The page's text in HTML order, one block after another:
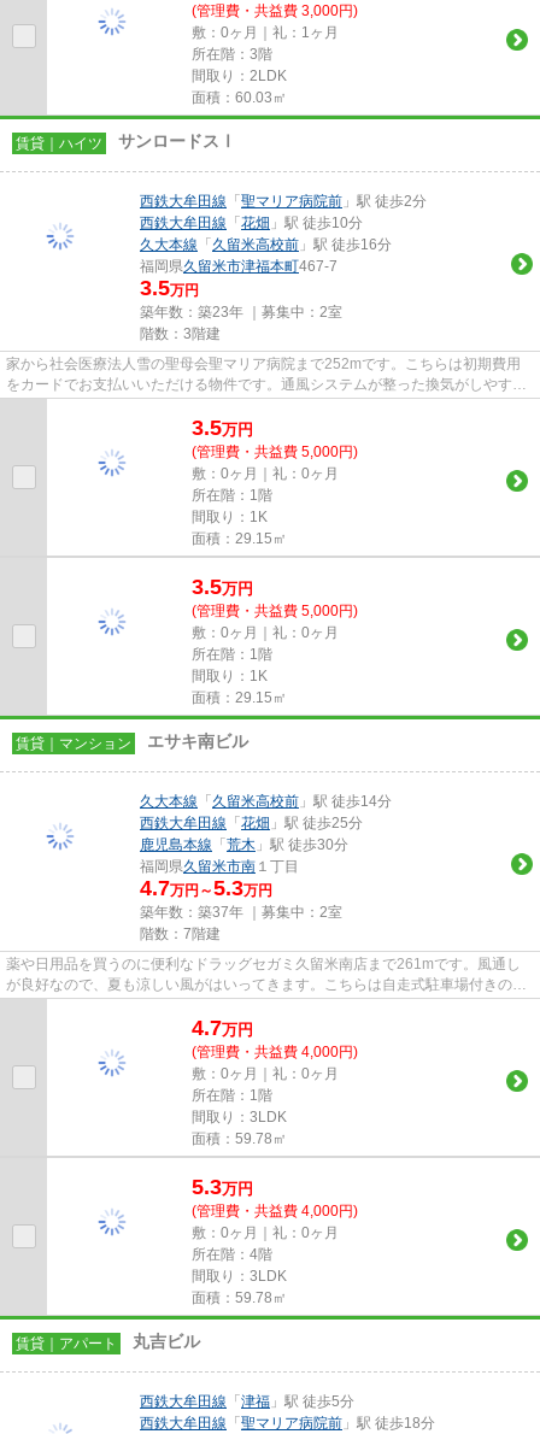
(管理費・共益費 3,000円)
敷：0ヶ月｜礼：1ヶ月
所在階：3階
間取り：2LDK
面積：60.03㎡
賃貸｜ハイツ サンロードスⅠ
西鉄大牟田線 「聖マリア病院前 」駅 徒歩2分
西鉄大牟田線 「花畑 」駅 徒歩10分
久大本線 「久留米高校前 」駅 徒歩16分
福岡県久留米市津福本町467-7
3.5万円
築年数：築23年 ｜募集中： 2室
階数：3階建
家から社会医療法人雪の聖母会聖マリア病院まで252mです。こちらは初期費用
をカードでお支払いいただける物件です。通風システムが整った換気がしやすい
物件です。当社イチオシの物件...
3.5万円
(管理費・共益費 5,000円)
敷：0ヶ月｜礼：0ヶ月
所在階：1階
間取り：1K
面積：29.15㎡
3.5万円
(管理費・共益費 5,000円)
敷：0ヶ月｜礼：0ヶ月
所在階：1階
間取り：1K
面積：29.15㎡
賃貸｜マンション エサキ南ビル
久大本線 「久留米高校前 」駅 徒歩14分
西鉄大牟田線 「花畑 」駅 徒歩25分
鹿児島本線 「荒木 」駅 徒歩30分
福岡県久留米市南 １丁目
4.7万円～5.3万円
築年数：築37年 ｜募集中： 2室
階数：7階建
薬や日用品を買うのに便利なドラッグセガミ久留米南店まで261mです。風通し
が良好なので、夏も涼しい風がはいってきます。こちらは自走式駐車場付きの物
件です。エサキ南ビルの詳しい...
4.7万円
(管理費・共益費 4,000円)
敷：0ヶ月｜礼：0ヶ月
所在階：1階
間取り：3LDK
面積：59.78㎡
5.3万円
(管理費・共益費 4,000円)
敷：0ヶ月｜礼：0ヶ月
所在階：4階
間取り：3LDK
面積：59.78㎡
賃貸｜アパート 丸吉ビル
西鉄大牟田線 「津福 」駅 徒歩5分
西鉄大牟田線 「聖マリア病院前 」駅 徒歩18分